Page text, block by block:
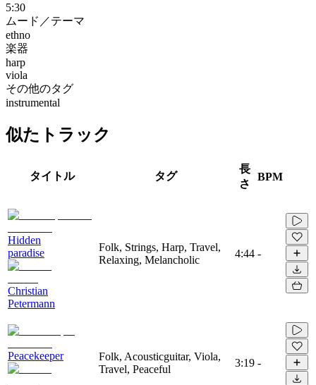
5:30
ムード／テーマ
ethno
楽器
harp
viola
その他のタグ
instrumental
似たトラック
タイトル タグ
長
さ
BPM
Hidden
paradise
Christian
Petermann
Folk, Strings, Harp, Travel,
Relaxing, Melancholic
4:44 -
Peacekeeper
Folk, Acousticguitar, Viola,
Travel, Peaceful
3:19 -